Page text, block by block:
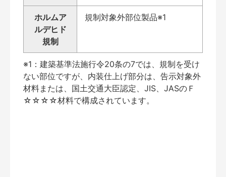
ホルムア
ルデヒド
規制
規制対象外部位製品※1
※1：建築基準法施行令20条の7では、規制を受け
ない部位ですが、内装仕上げ部分は、告示対象外
材料または、国土交通大臣認定、JIS、JASのＦ
☆☆☆☆材料で構成されています。